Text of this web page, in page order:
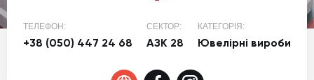
ТЕЛЕФОН:
+38 (050) 447 24 68
СЕКТОР:
АЗК 28
КАТЕГОРІЯ:
Ювелірні вироби